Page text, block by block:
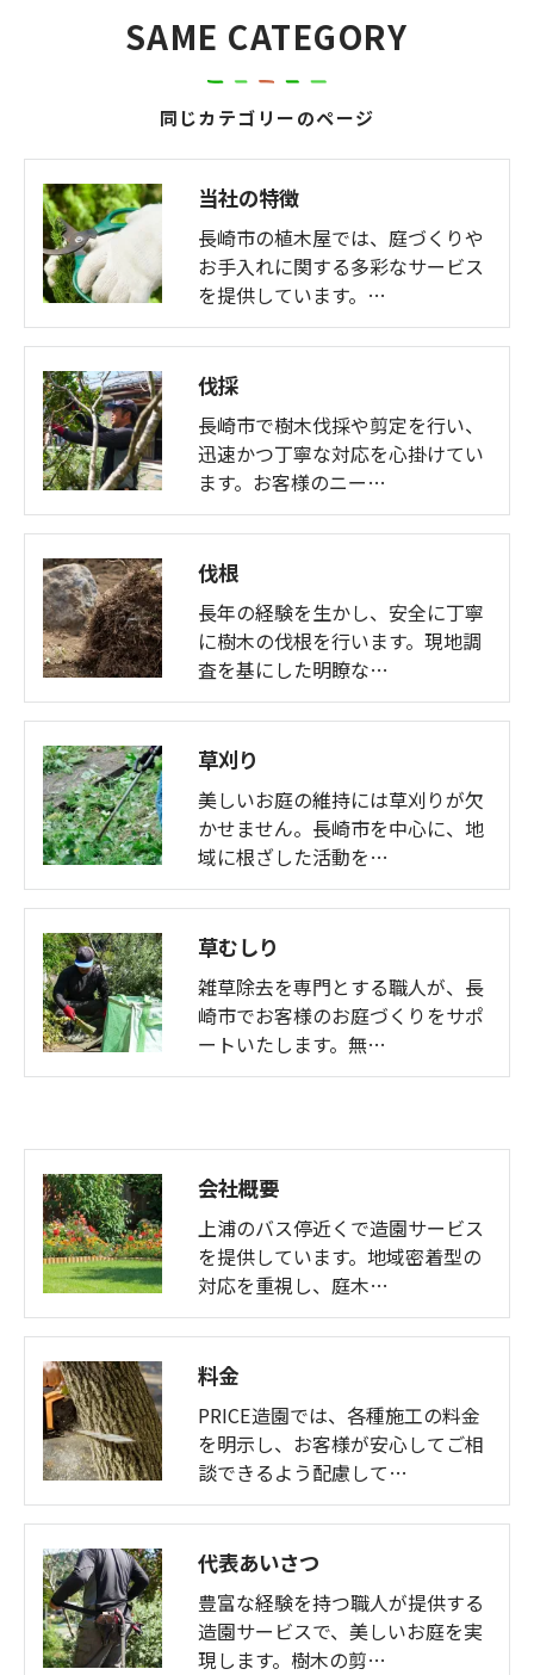
同じカテゴリーのページ
SAME CATEGORY
当社の特徴
長崎市の植木屋では、庭づくりや
お手入れに関する多彩なサービス
を提供しています。…
伐採
長崎市で樹木伐採や剪定を行い、
迅速かつ丁寧な対応を心掛けてい
ます。お客様のニー…
伐根
長年の経験を生かし、安全に丁寧
に樹木の伐根を行います。現地調
査を基にした明瞭な…
草刈り
美しいお庭の維持には草刈りが欠
かせません。長崎市を中心に、地
域に根ざした活動を…
草むしり
雑草除去を専門とする職人が、長
崎市でお客様のお庭づくりをサポ
ートいたします。無…
会社概要
上浦のバス停近くで造園サービス
を提供しています。地域密着型の
対応を重視し、庭木…
料金
PRICE造園では、各種施工の料金
を明示し、お客様が安心してご相
談できるよう配慮して…
代表あいさつ
豊富な経験を持つ職人が提供する
造園サービスで、美しいお庭を実
現します。樹木の剪…